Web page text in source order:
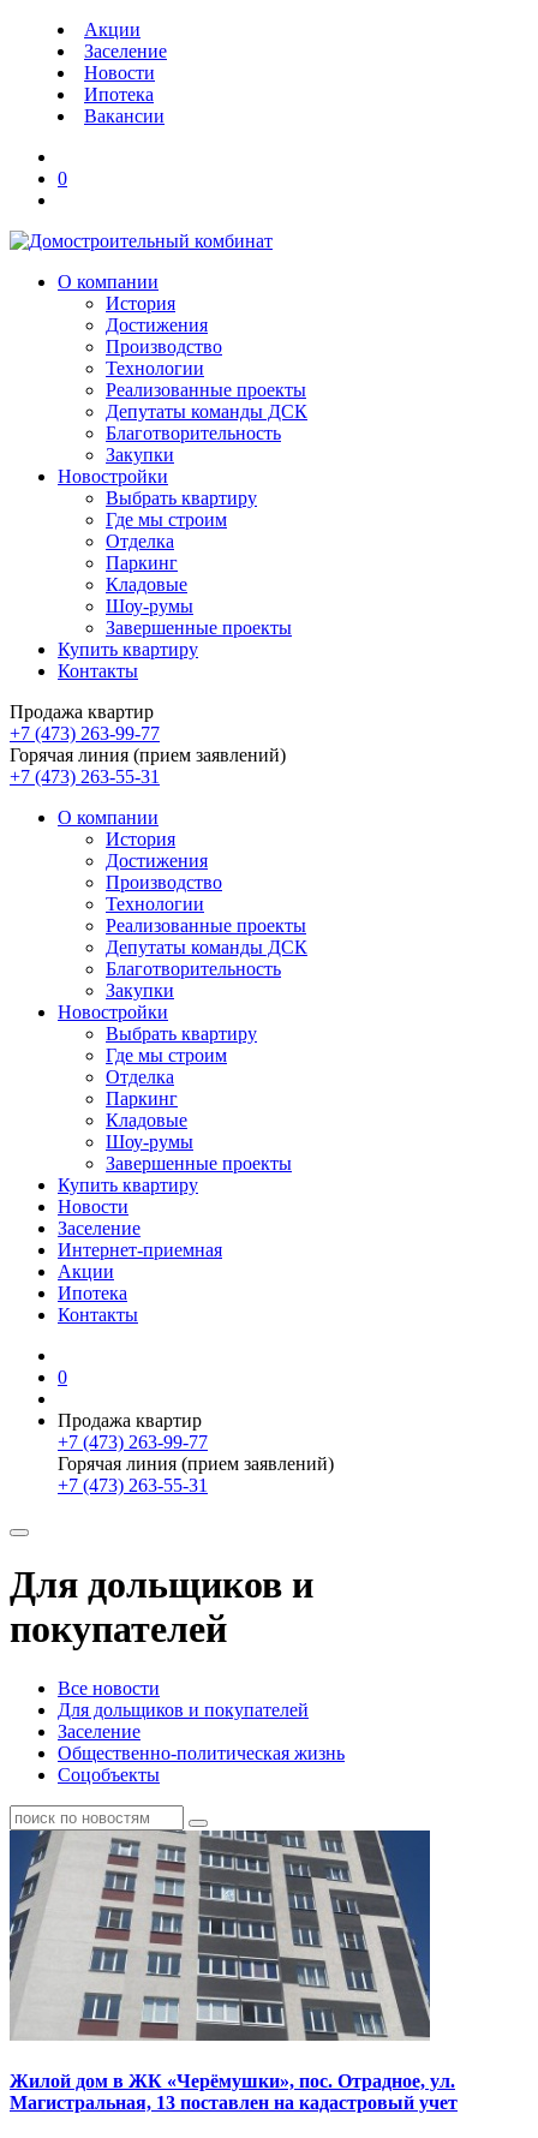
Акции
Заселение
Новости
Ипотека
Вакансии
0
О компании
История
Достижения
Производство
Технологии
Реализованные проекты
Депутаты команды ДСК
Благотворительность
Закупки
Новостройки
Выбрать квартиру
Где мы строим
Отделка
Паркинг
Кладовые
Шоу-румы
Завершенные проекты
Купить квартиру
Контакты
Продажа квартир
+7 (473) 263-99-77
Горячая линия (прием заявлений)
+7 (473) 263-55-31
О компании
История
Достижения
Производство
Технологии
Реализованные проекты
Депутаты команды ДСК
Благотворительность
Закупки
Новостройки
Выбрать квартиру
Где мы строим
Отделка
Паркинг
Кладовые
Шоу-румы
Завершенные проекты
Купить квартиру
Новости
Заселение
Интернет-приемная
Акции
Ипотека
Контакты
0
Продажа квартир
+7 (473) 263-99-77
Горячая линия (прием заявлений)
+7 (473) 263-55-31
Для дольщиков и
покупателей
Все новости
Для дольщиков и покупателей
Заселение
Общественно-политическая жизнь
Соцобъекты
Жилой дом в​ ЖК «Черёмушки»,​ пос. Отрадное, ул.
Магистральная, 13 поставлен на кадастровый учет